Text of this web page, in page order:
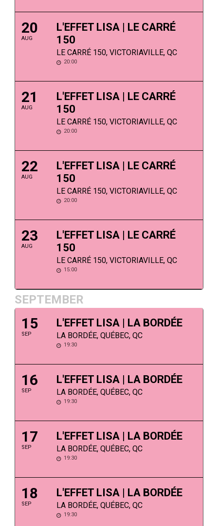
20
AUG
L'EFFET LISA | LE CARRÉ
150
LE CARRÉ 150, VICTORIAVILLE, QC
20:00
21
AUG
L'EFFET LISA | LE CARRÉ
150
LE CARRÉ 150, VICTORIAVILLE, QC
20:00
22
AUG
L'EFFET LISA | LE CARRÉ
150
LE CARRÉ 150, VICTORIAVILLE, QC
20:00
23
AUG
L'EFFET LISA | LE CARRÉ
150
LE CARRÉ 150, VICTORIAVILLE, QC
15:00
SEPTEMBER
15
SEP
L'EFFET LISA | LA BORDÉE
LA BORDÉE, QUÉBEC, QC
19:30
16
SEP
L'EFFET LISA | LA BORDÉE
LA BORDÉE, QUÉBEC, QC
19:30
17
SEP
L'EFFET LISA | LA BORDÉE
LA BORDÉE, QUÉBEC, QC
19:30
18
SEP
L'EFFET LISA | LA BORDÉE
LA BORDÉE, QUÉBEC, QC
19:30